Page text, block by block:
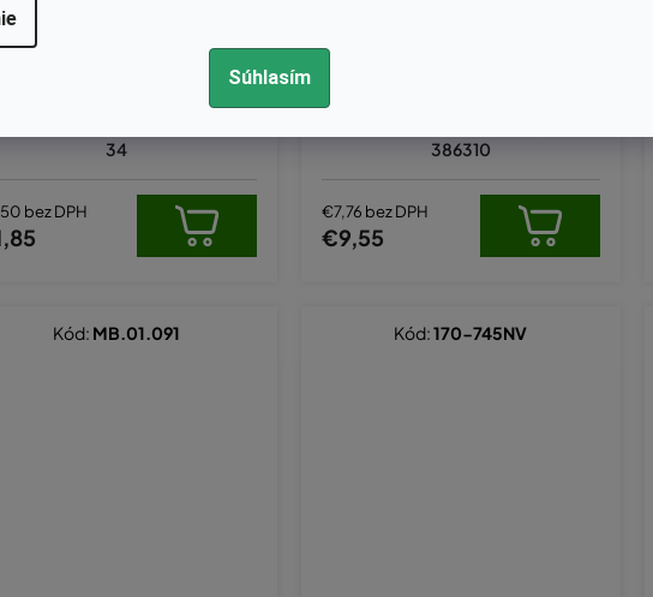
Súhlasím
mandrely žacieho noža Hus
34
bez DPH
Nôž Husqvarna LC140, 140S, 140P,
386310
€7,76 bez DPH
€9,55
Kód: MB.01.091 Kód:170-745NV